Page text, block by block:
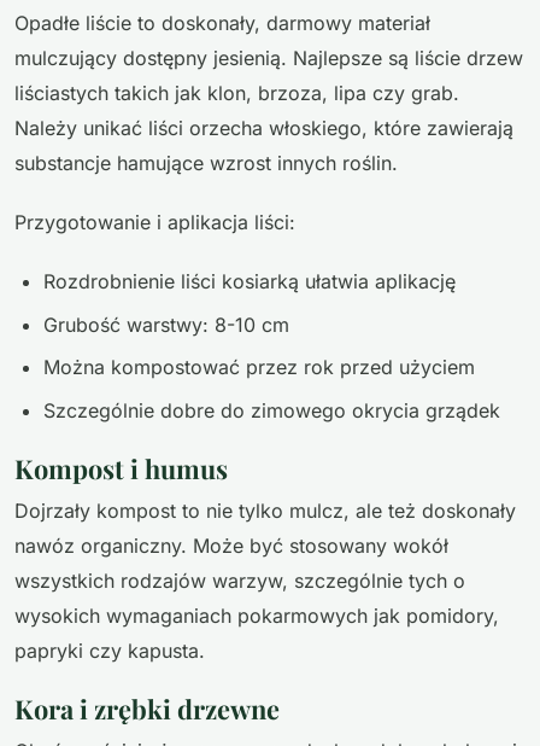
Opadłe liście to doskonały, darmowy materiał
mulczujący dostępny jesienią. Najlepsze są liście drzew
liściastych takich jak klon, brzoza, lipa czy grab.
Należy unikać liści orzecha włoskiego, które zawierają
substancje hamujące wzrost innych roślin.
Przygotowanie i aplikacja liści:
Rozdrobnienie liści kosiarką ułatwia aplikację
Grubość warstwy: 8-10 cm
Można kompostować przez rok przed użyciem
Szczególnie dobre do zimowego okrycia grządek
Kompost i humus
Dojrzały kompost to nie tylko mulcz, ale też doskonały
nawóz organiczny. Może być stosowany wokół
wszystkich rodzajów warzyw, szczególnie tych o
wysokich wymaganiach pokarmowych jak pomidory,
papryki czy kapusta.
Kora i zrębki drzewne